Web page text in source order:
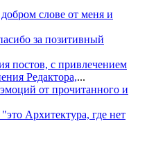
слове от меня и
за позитивный
постов, с привлечением
Редактора,...
от прочитанного и
Архитектура, где нет